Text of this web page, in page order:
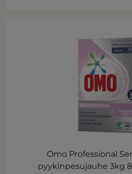
Omo Professional
pyykinpesujauhe 3kg